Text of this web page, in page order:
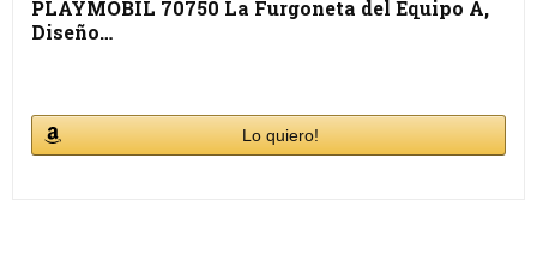
PLAYMOBIL 70750 La Furgoneta del Equipo A,
Diseño…
Lo quiero!